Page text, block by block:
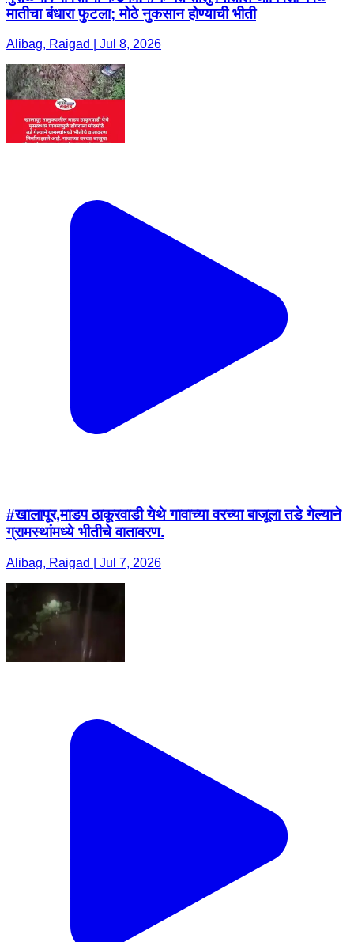
मातीचा बंधारा फुटला; मोठे नुकसान होण्याची भीती
Alibag, Raigad | Jul 8, 2026
#खालापूर,माडप ठाकूरवाडी येथे गावाच्या वरच्या बाजूला तडे गेल्याने
ग्रामस्थांमध्ये भीतीचे वातावरण.
Alibag, Raigad | Jul 7, 2026